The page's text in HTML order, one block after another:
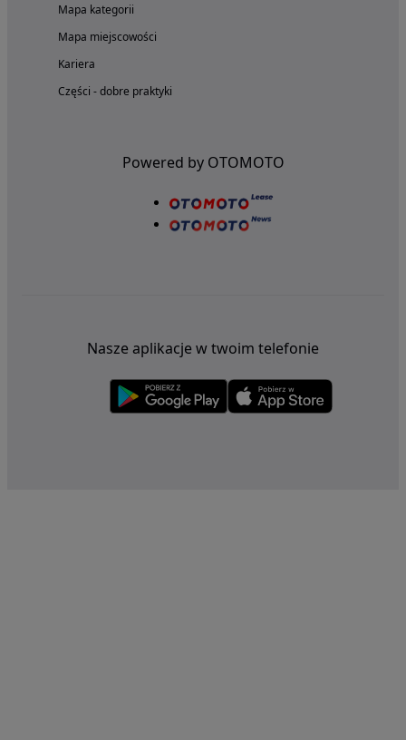
Mapa kategorii
Mapa miejscowości
Kariera
Części - dobre praktyki
Powered by OTOMOTO
Nasze aplikacje w twoim telefonie